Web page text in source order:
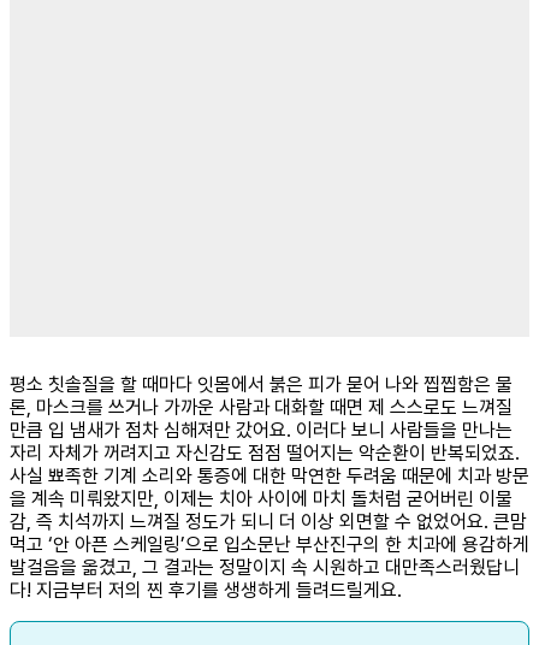
평소 칫솔질을 할 때마다 잇몸에서 붉은 피가 묻어 나와 찝찝함은 물
론, 마스크를 쓰거나 가까운 사람과 대화할 때면 제 스스로도 느껴질
만큼 입 냄새가 점차 심해져만 갔어요. 이러다 보니 사람들을 만나는
자리 자체가 꺼려지고 자신감도 점점 떨어지는 악순환이 반복되었죠.
사실 뾰족한 기계 소리와 통증에 대한 막연한 두려움 때문에 치과 방문
을 계속 미뤄왔지만, 이제는 치아 사이에 마치 돌처럼 굳어버린 이물
감, 즉 치석까지 느껴질 정도가 되니 더 이상 외면할 수 없었어요. 큰맘
먹고 ‘안 아픈 스케일링’으로 입소문난 부산진구의 한 치과에 용감하게
발걸음을 옮겼고, 그 결과는 정말이지 속 시원하고 대만족스러웠답니
다! 지금부터 저의 찐 후기를 생생하게 들려드릴게요.